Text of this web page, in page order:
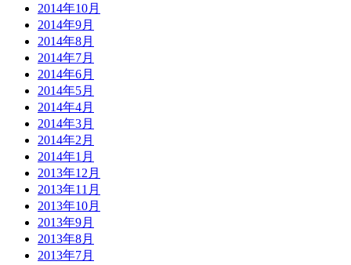
2014年10月
2014年9月
2014年8月
2014年7月
2014年6月
2014年5月
2014年4月
2014年3月
2014年2月
2014年1月
2013年12月
2013年11月
2013年10月
2013年9月
2013年8月
2013年7月